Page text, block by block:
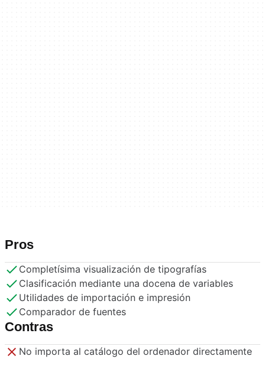
Pros
Completísima visualización de tipografías
Clasificación mediante una docena de variables
Utilidades de importación e impresión
Comparador de fuentes
Contras
No importa al catálogo del ordenador directamente